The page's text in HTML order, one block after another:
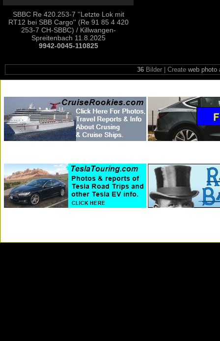
SBBC Re 420.253-7 ''Letzte Lok mit
RT12 bei SBB Cargo'' (Re 91 85 4 420
253-7 CH-SBBC) / Killwangen-
Spreitenbach 11.8.2025
9942-0045-110825
36Bilder | Create web photo